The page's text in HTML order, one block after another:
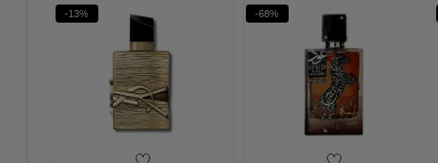
-13% -68%